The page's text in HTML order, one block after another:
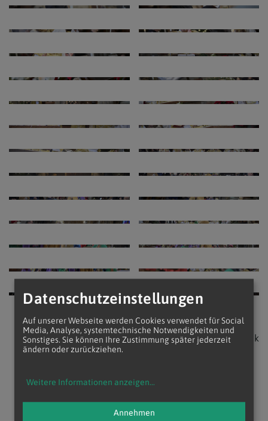
zurück
Datenschutzeinstellungen
Auf unserer Webseite werden Cookies verwendet für Social
Media, Analyse, systemtechnische Notwendigkeiten und
Sonstiges. Sie können Ihre Zustimmung später jederzeit
ändern oder zurückziehen.
Weitere Informationen anzeigen...
Annehmen